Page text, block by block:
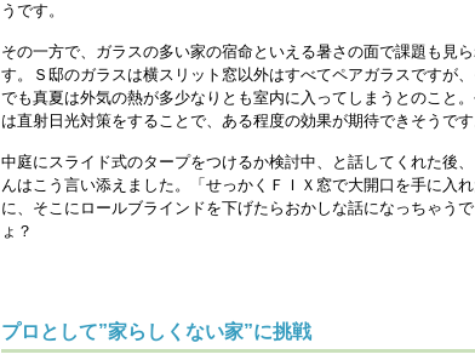
うです。
その一方で、ガラスの多い家の宿命といえる暑さの面で課題も見ら
す。Ｓ邸のガラスは横スリット窓以外はすべてペアガラスですが
でも真夏は外気の熱が多少なりとも室内に入ってしまうとのこと
は直射日光対策をすることで、ある程度の効果が期待できそうです
中庭にスライド式のタープをつけるか検討中、と話してくれた後、
んはこう言い添えました。「せっかくＦＩＸ窓で大開口を手に入
に、そこにロールブラインドを下げたらおかしな話になっちゃうで
ょ？
プロとして”家らしくない家”に挑戦